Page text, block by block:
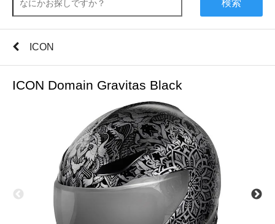
検索
ICON
ICON Domain Gravitas Black